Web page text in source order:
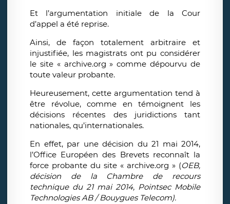
Et l’argumentation initiale de la Cour
d’appel a été reprise.
Ainsi, de façon totalement arbitraire et
injustifiée, les magistrats ont pu considérer
le site « archive.org » comme dépourvu de
toute valeur probante.
Heureusement, cette argumentation tend à
être révolue, comme en témoignent les
décisions récentes des juridictions tant
nationales, qu’internationales.
En effet, par une décision du 21 mai 2014,
l’Office Européen des Brevets reconnaît la
force probante du site « archive.org » (OEB,
décision de la Chambre de recours
technique du 21 mai 2014, Pointsec Mobile
Technologies AB / Bouygues Telecom).